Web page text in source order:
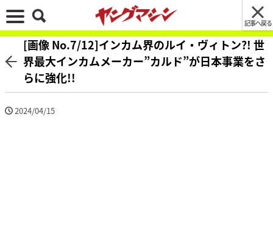
記事へ戻る
[画像 No.7/12]インカム界のルイ・ヴィトン?! 世
界最大インカムメーカー”カルド”が日本事業をさ
らに強化!!
2024/04/15